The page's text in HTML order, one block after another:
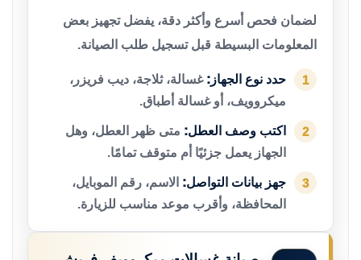
لضمان فحص أسرع وأكثر دقة، يفضل تجهيز بعض
المعلومات البسيطة قبل تسجيل طلب الصيانة.
1 حدد نوع الجهاز: غسالة، ثلاجة، ديب فريزر،
ميكروويف، أو غسالة أطباق.
2 اكتب وصف العطل: متى ظهر العطل، وهل
الجهاز يعمل جزئيًا أم متوقف تمامًا.
3 جهز بيانات التواصل: الاسم، رقم الموبايل،
المحافظة، وأقرب موعد مناسب للزيارة.